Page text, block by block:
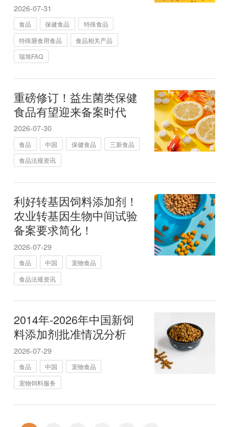
2026-07-31
食品 保健食品
特殊食品
特殊膳食用食品
食品相关产品
瑞旭FAQ
重磅修订！益生菌类保健
食品有望迎来备案时代
2026-07-30
食品 中国 保健食品
三新食品
食品法规资讯
利好转基因饲料添加剂！
农业转基因生物中间试验
备案要求简化！
2026-07-29
食品 中国
宠物食品
食品法规资讯
2014年-2026年中国新饲
料添加剂批准情况分析
2026-07-29
食品 中国
宠物食品
宠物饲料服务